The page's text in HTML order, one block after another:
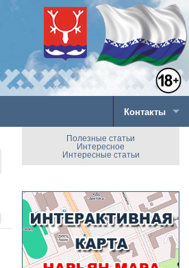
Контакты
Полезные статьи
Интересное
Интересные статьи